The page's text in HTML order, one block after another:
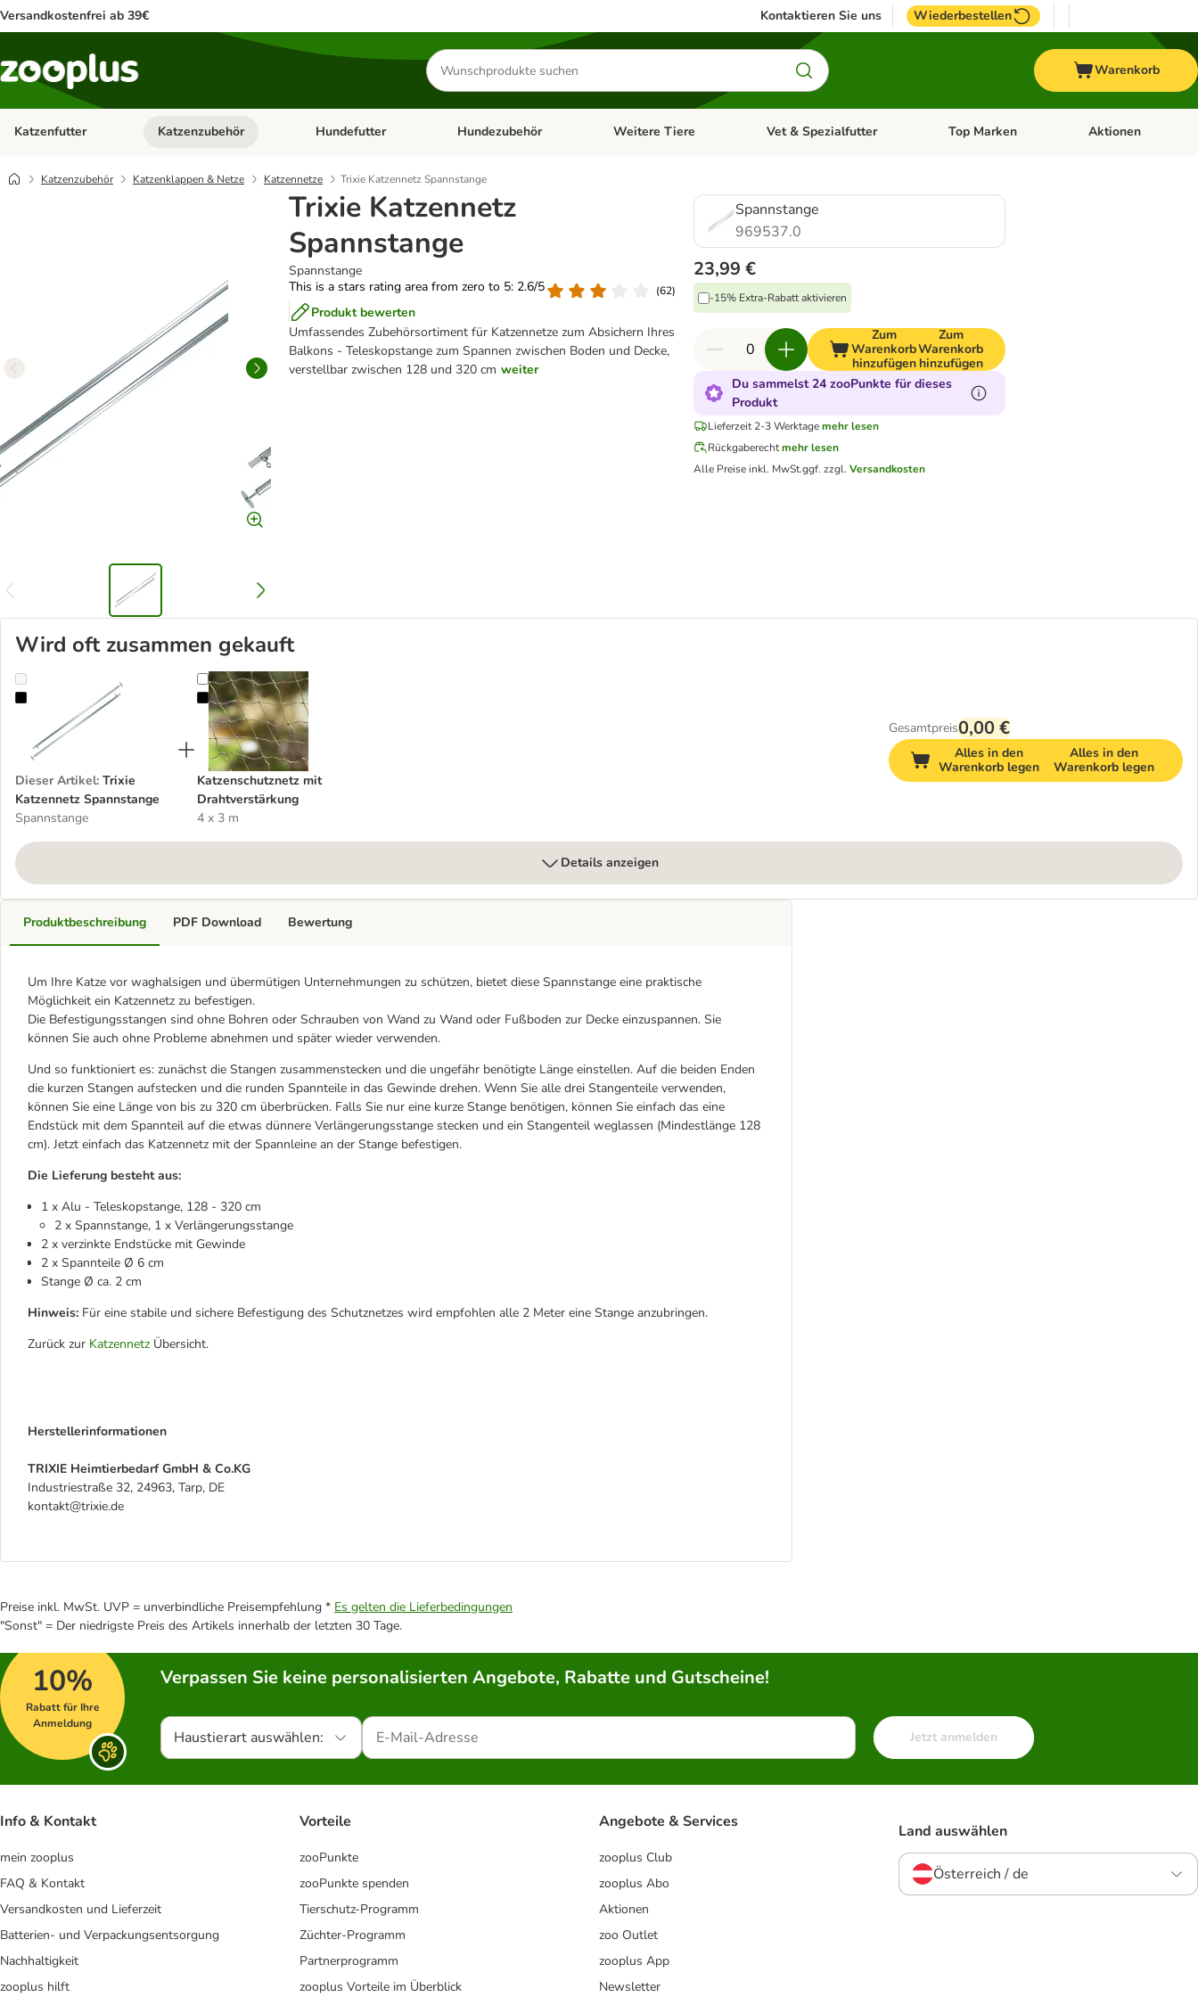
Versandkostenfrei ab 39€ Kontaktieren Sie uns Wiederbestellen
Produkte
suchen
Warenkorb
Katzenfutter Kategorie-Menü öffnen: Katzenfutter
Katzenzubehör Kategorie-Menü öffnen: Katzenzubehör
Hundefutter Kategorie-Menü öffnen: Hundefutter
Hundezubehör Kategorie-Menü öffnen: Hundezubehör
Weitere Tiere Kategorie-Menü öffnen: Weitere Tiere
Vet & Spezialfutter Kategorie-Menü öffnen: Vet & Spezialfutter
Top Marken Kategorie-Menü
Aktionen
Katzenzubehör Katzenklappen & Netze Katzennetze Trixie Katzennetz Spannstange
Trixie Katzennetz
Spannstange
Spannstange
This is a stars rating area from zero to 5: 2.6/5
(62)
Produkt bewerten
Umfassendes Zubehörsortiment für Katzennetze zum Absichern Ihres
Balkons - Teleskopstange zum Spannen zwischen Boden und Decke,
verstellbar zwischen 128 und 320 cm weiter
Spannstange
969537.0
23,99 €
-15% Extra-Rabatt aktivieren
Zum
Warenkorb
hinzufügen
Zum
Warenkorb
hinzufügen
Du sammelst 24 zooPunkte für dieses
Produkt
Lieferzeit 2-3 Werktagemehr lesen
Rückgaberechtmehr lesen
Alle Preise inkl. MwSt.ggf. zzgl. Versandkosten
Wird oft zusammen gekauft
Trixie Katzennetz Spannstange
Dieser Artikel: Trixie
Katzennetz Spannstange
Spannstange
Katzenschutznetz mit Drahtverstärkung
Katzenschutznetz mit
Drahtverstärkung
4 x 3 m
Gesamtpreis0,00 €
Alles in den
Warenkorb legen
Alles in den
Warenkorb legen
Details anzeigen
Produktbeschreibung
Um Ihre Katze vor waghalsigen und übermütigen Unternehmungen zu schützen, bietet diese Spannstange eine praktische
Möglichkeit ein Katzennetz zu befestigen.
Die Befestigungsstangen sind ohne Bohren oder Schrauben von Wand zu Wand oder Fußboden zur Decke einzuspannen. Sie
können Sie auch ohne Probleme abnehmen und später wieder verwenden.
Und so funktioniert es: zunächst die Stangen zusammenstecken und die ungefähr benötigte Länge einstellen. Auf die beiden Enden
die kurzen Stangen aufstecken und die runden Spannteile in das Gewinde drehen. Wenn Sie alle drei Stangenteile verwenden,
können Sie eine Länge von bis zu 320 cm überbrücken. Falls Sie nur eine kurze Stange benötigen, können Sie einfach das eine
Endstück mit dem Spannteil auf die etwas dünnere Verlängerungsstange stecken und ein Stangenteil weglassen (Mindestlänge 128
cm). Jetzt einfach das Katzennetz mit der Spannleine an der Stange befestigen.
Die Lieferung besteht aus:
1 x Alu - Teleskopstange, 128 - 320 cm
2 x Spannstange, 1 x Verlängerungsstange
2 x verzinkte Endstücke mit Gewinde
2 x Spannteile Ø 6 cm
Stange Ø ca. 2 cm
Hinweis: Für eine stabile und sichere Befestigung des Schutznetzes wird empfohlen alle 2 Meter eine Stange anzubringen.
Zurück zur Katzennetz Übersicht.
Herstellerinformationen
TRIXIE Heimtierbedarf GmbH & Co.KG
Industriestraße 32, 24963, Tarp, DE
kontakt@trixie.de
PDF Download Bewertung
Preise inkl. MwSt. UVP = unverbindliche Preisempfehlung * Es gelten die Lieferbedingungen
"Sonst" = Der niedrigste Preis des Artikels innerhalb der letzten 30 Tage.
10%
Rabatt für Ihre
Anmeldung
Verpassen Sie keine personalisierten Angebote, Rabatte und Gutscheine!
Haustierart auswählen: Jetzt anmelden
Info & Kontakt
mein zooplus
FAQ & Kontakt
Versandkosten und Lieferzeit
Batterien- und Verpackungsentsorgung
Nachhaltigkeit
zooplus hilft
Vorteile
zooPunkte
zooPunkte spenden
Tierschutz-Programm
Züchter-Programm
Partnerprogramm
zooplus Vorteile im Überblick
Angebote & Services
zooplus Club
zooplus Abo
Aktionen
zoo Outlet
zooplus App
Newsletter
Land auswählen
Österreich / de